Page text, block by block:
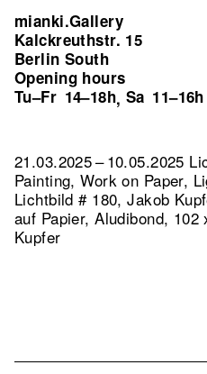
mianki.Gallery
Kalckreuthstr. 15
Berlin South
Opening hours
Tu–Fr 14–18h, Sa 11–16h
21.03.2025 – 10.05.2025
Painting, Work on Paper,
Lichtbild # 180, Jakob
auf Papier, Aludibond,
Kupfer